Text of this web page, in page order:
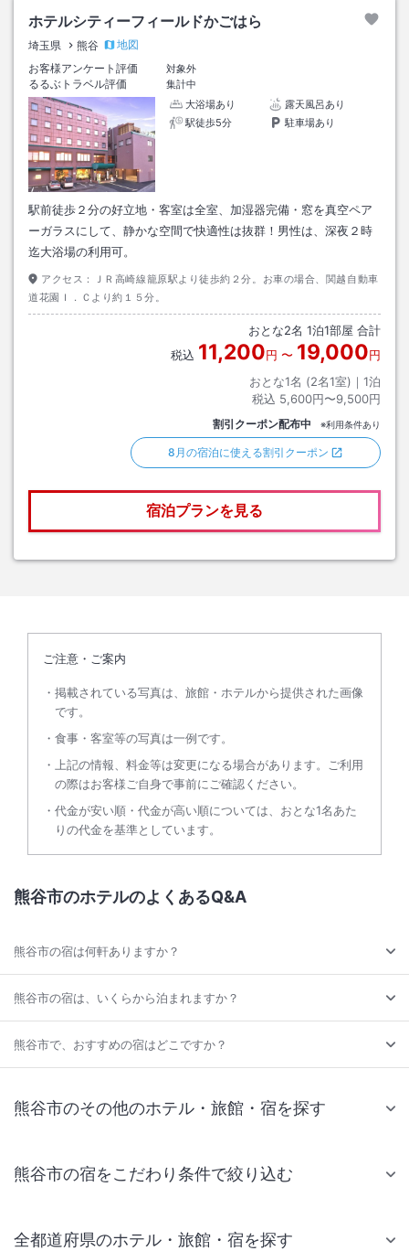
ホテルシティーフィールドかごはら
埼玉県 熊谷
地図
お客様アンケート評価
対象外
るるぶトラベル評価
集計中
大浴場あり
露天風呂あり
駅徒歩5分
駐車場あり
駅前徒歩２分の好立地・客室は全室、加湿器完備・窓を真空ペア
ーガラスにして、静かな空間で快適性は抜群！男性は、深夜２時
迄大浴場の利用可。
アクセス：
ＪＲ高崎線籠原駅より徒歩約２分。お車の場合、関越自動車
道花園Ｉ．Ｃより約１５分。
おとな2名 1泊1部屋 合計
税込 11,200円 〜 19,000円
おとな1名 (2名1室)｜ 1泊
税込 5,600円〜9,500円
割引クーポン配布中 ※利用条件あり
8月の宿泊に使える割引クーポン
宿泊プランを見る
ご注意・ご案内
掲載されている写真は、旅館・ホテルから提供された画像
です。
食事・客室等の写真は一例です。
上記の情報、料金等は変更になる場合があります。ご利用
の際はお客様ご自身で事前にご確認ください。
代金が安い順・代金が高い順については、おとな1名あた
りの代金を基準としています。
熊谷市のホテルのよくあるQ&A
熊谷市の宿は何軒ありますか？
熊谷市の宿は、いくらから泊まれますか？
熊谷市で、おすすめの宿はどこですか？
熊谷市のその他のホテル・旅館・宿を探す
熊谷市の宿をこだわり条件で絞り込む
全都道府県のホテル・旅館・宿を探す